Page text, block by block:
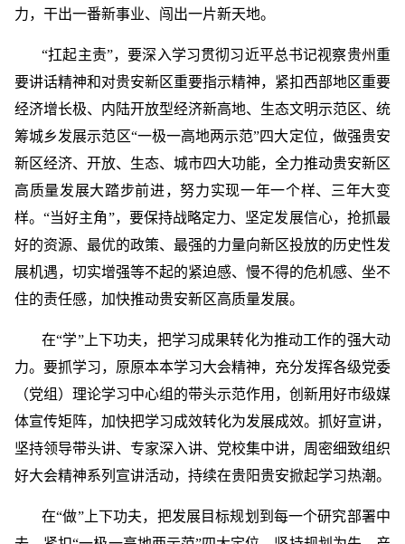
力，干出一番新事业、闯出一片新天地。
“扛起主责”，要深入学习贯彻习近平总书记视察贵州重
要讲话精神和对贵安新区重要指示精神，紧扣西部地区重要
经济增长极、内陆开放型经济新高地、生态文明示范区、统
筹城乡发展示范区“一极一高地两示范”四大定位，做强贵安
新区经济、开放、生态、城市四大功能，全力推动贵安新区
高质量发展大踏步前进，努力实现一年一个样、三年大变
样。“当好主角”，要保持战略定力、坚定发展信心，抢抓最
好的资源、最优的政策、最强的力量向新区投放的历史性发
展机遇，切实增强等不起的紧迫感、慢不得的危机感、坐不
住的责任感，加快推动贵安新区高质量发展。
在“学”上下功夫，把学习成果转化为推动工作的强大动
力。要抓学习，原原本本学习大会精神，充分发挥各级党委
（党组）理论学习中心组的带头示范作用，创新用好市级媒
体宣传矩阵，加快把学习成效转化为发展成效。抓好宣讲，
坚持领导带头讲、专家深入讲、党校集中讲，周密细致组织
好大会精神系列宣讲活动，持续在贵阳贵安掀起学习热潮。
在“做”上下功夫，把发展目标规划到每一个研究部署中